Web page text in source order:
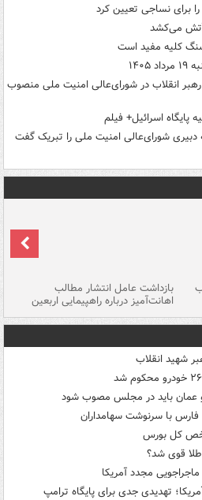
برای نساجی تعیین کرد
آتش می‌کشد
سنگ کلیه مفید است
انقلاب در شورای‌عالی امنیت ملی منصوب
اسرائیل+ فیلم
شورای‌عالی امنیت ملی را تبریک گفت
بازداشت عامل انتشار مطالب
اهانت‌آمیز درباره راهپیمایی اربعین
شهید انقلاب
و عمان باید در مجلس مصوب شود
با سرنوشت سهامداران
طلا قوی شد؟
مجدد آمریکا
تهدیدی جدی برای پایگاه ترامپ